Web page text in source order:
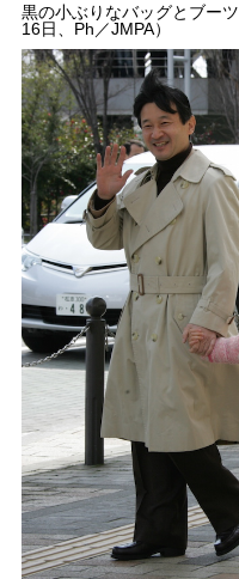
黒の小ぶりなバッグとブー
16日、Ph／JMPA）